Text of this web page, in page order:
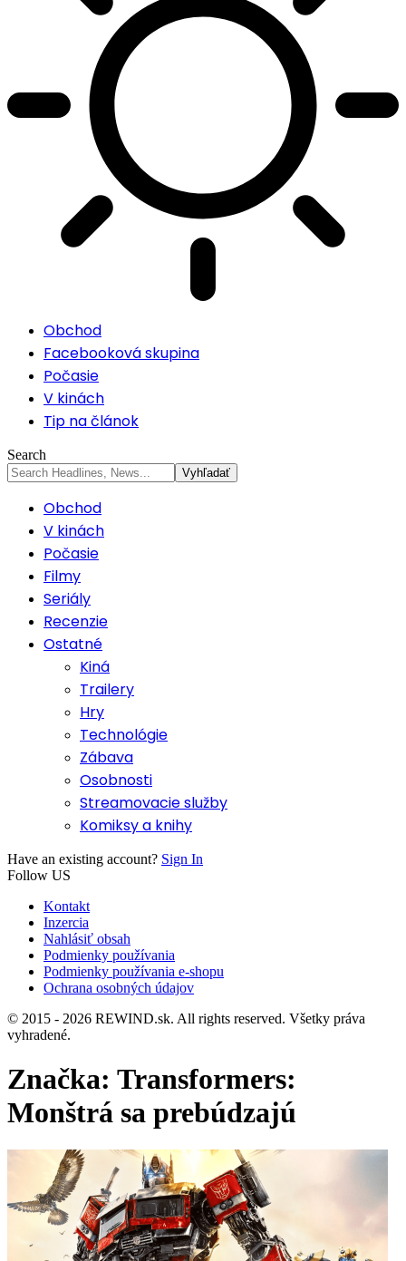
Obchod
Facebooková skupina
Počasie
V kinách
Tip na článok
Search
Obchod
V kinách
Počasie
Filmy
Seriály
Recenzie
Ostatné
Kiná
Trailery
Hry
Technológie
Zábava
Osobnosti
Streamovacie služby
Komiksy a knihy
Have an existing account? Sign In
Follow US
Kontakt
Inzercia
Nahlásiť obsah
Podmienky používania
Podmienky používania e-shopu
Ochrana osobných údajov
© 2015 - 2026 REWIND.sk. All rights reserved. Všetky práva
vyhradené.
Značka: Transformers:
Monštrá sa prebúdzajú